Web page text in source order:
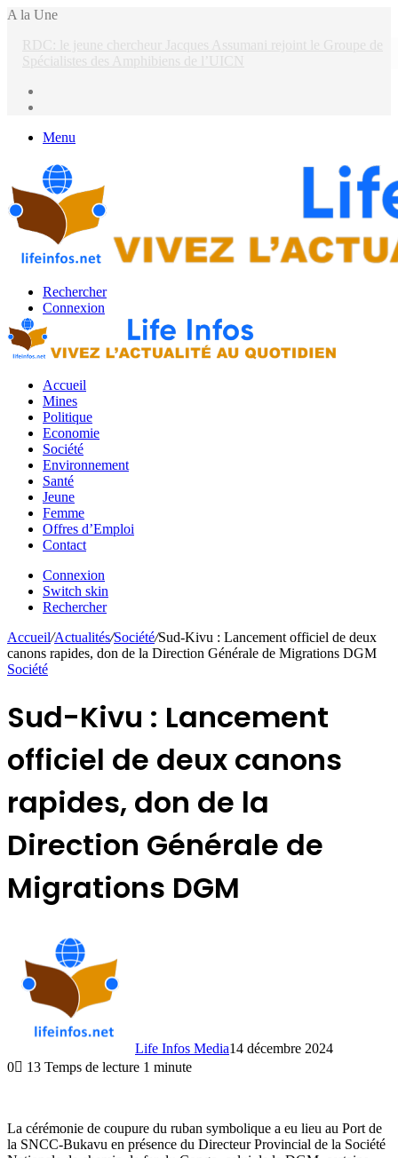
A la Une
Prévention d’Ebola: de Bukavu aux territoires, l’UNPC étend son
action
Menu
Rechercher
Connexion
Accueil
Mines
Politique
Economie
Société
Environnement
Santé
Jeune
Femme
Offres d’Emploi
Contact
Connexion
Switch skin
Rechercher
Accueil/Actualités/Société/Sud-Kivu : Lancement officiel de deux
canons rapides, don de la Direction Générale de Migrations DGM
Société
Sud-Kivu : Lancement
officiel de deux canons
rapides, don de la
Direction Générale de
Migrations DGM
Life Infos Media14 décembre 2024
0
13 Temps de lecture 1 minute
La cérémonie de coupure du ruban symbolique a eu lieu au Port de
la SNCC-Bukavu en présence du Directeur Provincial de la Société